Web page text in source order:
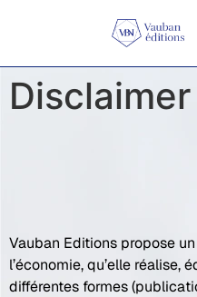
Disclaimer
Vauban Editions propose
l’économie, qu’elle réalise,
différentes formes